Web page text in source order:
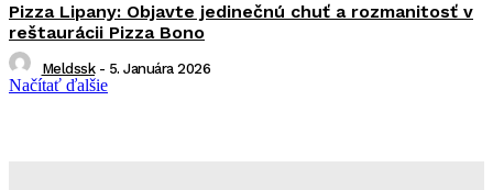
Pizza Lipany: Objavte jedinečnú chuť a rozmanitosť v
reštaurácii Pizza Bono
Meldssk - 5. Januára 2026
Načítať ďalšie